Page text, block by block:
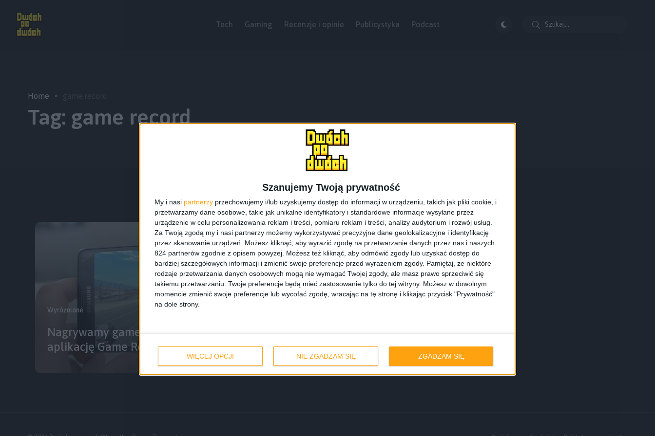
Szanujemy Twoją prywatność
My i nasi partnerzy przechowujemy i/lub uzyskujemy dostęp do informacji w urządzeniu, takich jak pliki cookie, i
przetwarzamy dane osobowe, takie jak unikalne identyfikatory i standardowe informacje wysyłane przez
urządzenie w celu personalizowania reklam i treści, pomiaru reklam i treści, analizy audytorium i rozwój usług.
Za Twoją zgodą my i nasi partnerzy możemy wykorzystywać precyzyjne dane geolokalizacyjne i identyfikację
przez skanowanie urządzeń. Możesz kliknąć, aby wyrazić zgodę na przetwarzanie danych przez nas i naszych
824 partnerów zgodnie z opisem powyżej. Możesz też kliknąć, aby odmówić zgody lub uzyskać dostęp do
bardziej szczegółowych informacji i zmienić swoje preferencje przed wyrażeniem zgody. Pamiętaj, że niektóre
rodzaje przetwarzania danych osobowych mogą nie wymagać Twojej zgody, ale masz prawo sprzeciwić się
takiemu przetwarzaniu. Twoje preferencje będą mieć zastosowanie tylko do tej witryny. Możesz w dowolnym
momencie zmienić swoje preferencje lub wycofać zgodę, wracając na tę stronę i klikając przycisk "Prywatność"
na dole strony.
WIĘCEJ OPCJI NIE ZGADZAM SIĘ ZGADZAM SIĘ
Tech Gaming Recenzje i opinie Publicystyka Podcast
Home
Tag: game record
Wyróżnione
Nagrywamy gameplay na smartfonie. Poznajcie
aplikację Game Recorder+